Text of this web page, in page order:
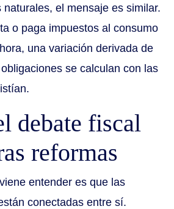
naturales, el mensaje es similar.
o paga impuestos al consumo
una variación derivada de
se calculan con las
debate fiscal
reformas
entender es que las
conectadas entre sí.